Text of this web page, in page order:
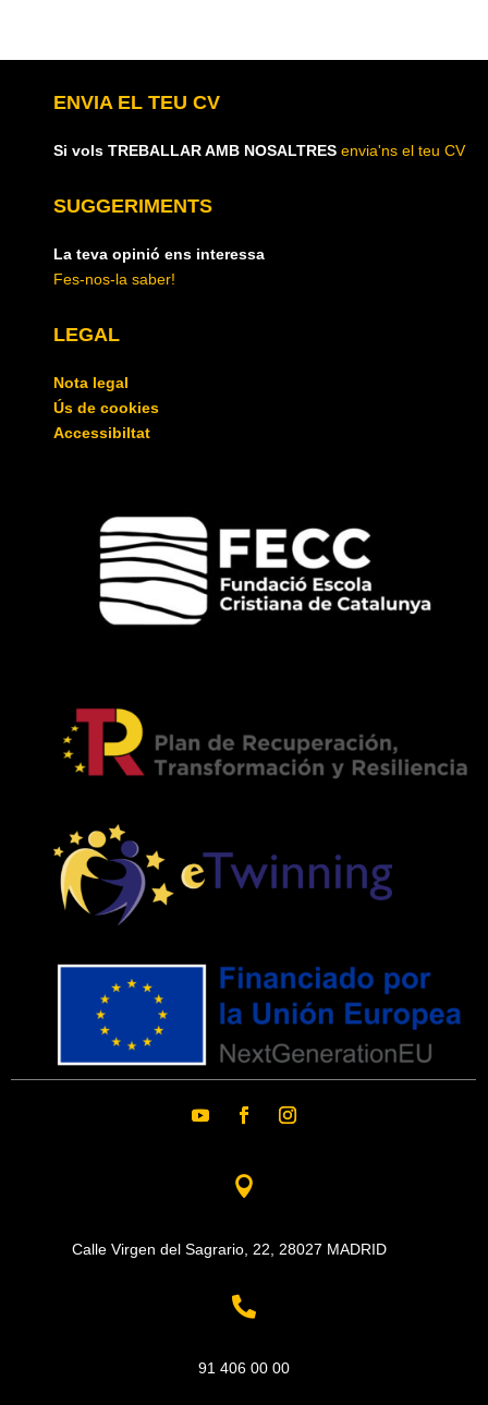
ENVIA EL TEU CV
Si vols TREBALLAR AMB NOSALTRES envia'ns el teu CV
SUGGERIMENTS
La teva opinió ens interessa
Fes-nos-la saber!
LEGAL
Nota legal
Ús de cookies
Accessibiltat

Calle Virgen del Sagrario, 22, 28027 MADRID

91 406 00 00